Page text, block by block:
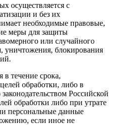
осуществляется с
и без их
необходимые правовые,
меры для защиты
или случайного
уничтожения, блокирования
в течение срока,
обработки, либо в
Российской
обработки либо при утрате
персональные данные
если иное не